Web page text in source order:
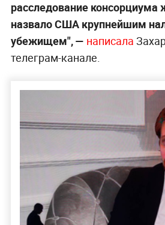
расследование консорциума
назвало США крупнейшим
убежищем", — написала
телеграм-канале.